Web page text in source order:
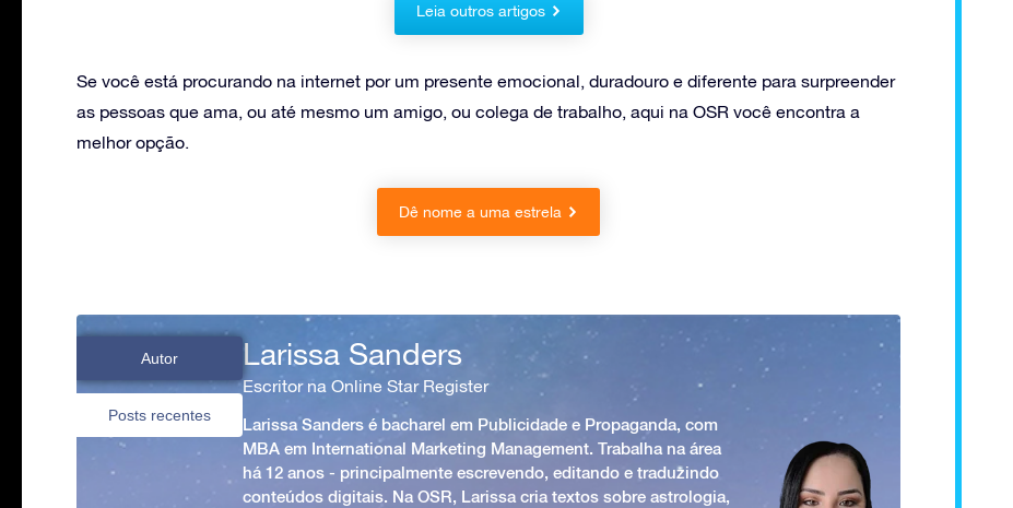
Leia outros artigos
Se você está procurando na internet por um presente emocional, duradouro e diferente para surpreender
as pessoas que ama, ou até mesmo um amigo, ou colega de trabalho, aqui na OSR você encontra a
melhor opção.
Dê nome a uma estrela
Autor
Posts recentes
Larissa Sanders
Escritor na Online Star Register
Larissa Sanders é bacharel em Publicidade e Propaganda, com
MBA em International Marketing Management. Trabalha na área
há 12 anos - principalmente escrevendo, editando e traduzindo
conteúdos digitais. Na OSR, Larissa cria textos sobre astrologia,